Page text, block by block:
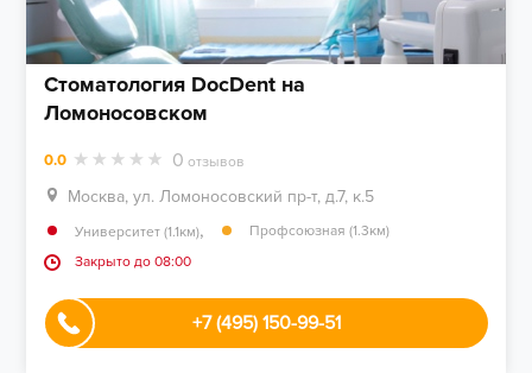
Стоматология DocDent на
Ломоносовском
0.0 0 отзывов
Москва, ул. Ломоносовский пр-т, д.7, к.5
Университет (1.1км),
Профсоюзная (1.3км)
Закрыто до 08:00
+7 (495) 150-99-51